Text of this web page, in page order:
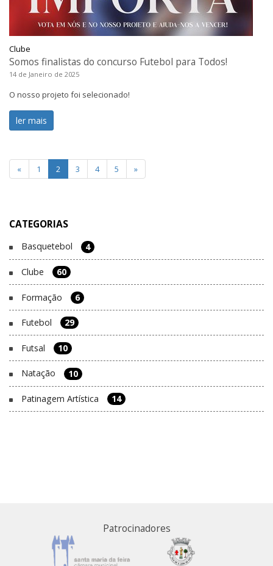
Clube
Somos finalistas do concurso Futebol para Todos!
14 de Janeiro de 2025
O nosso projeto foi selecionado!
ler mais
« 1 2 3 4 5 »
CATEGORIAS
Basquetebol 4
Clube 60
Formação 6
Futebol 29
Futsal 10
Natação 10
Patinagem Artística 14
Patrocinadores